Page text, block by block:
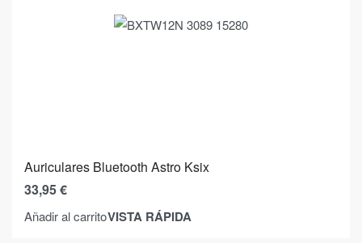
Auriculares Bluetooth Astro Ksix
33,95€
Añadir al carritoVISTA RÁPIDA